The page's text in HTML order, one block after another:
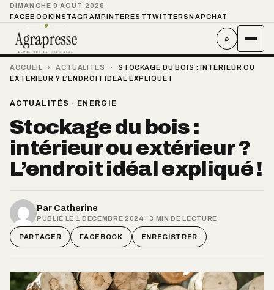
DIMANCHE 9 AOÛT 2026
FACEBOOKINSTAGRAMPINTEREST TWITTER SNAPCHAT
⌕
ACCUEIL › ACTUALITÉS ›
STOCKAGE DU BOIS : INTÉRIEUR OU
EXTÉRIEUR ? L’ENDROIT IDÉAL EXPLIQUÉ !
ACTUALITÉS · ENERGIE
Stockage du bois :
intérieur ou extérieur ?
L’endroit idéal expliqué !
Par Catherine
PUBLIÉ LE 1 DÉCEMBRE 2024 · 3 MIN DE LECTURE
PARTAGER FACEBOOK ENREGISTRER